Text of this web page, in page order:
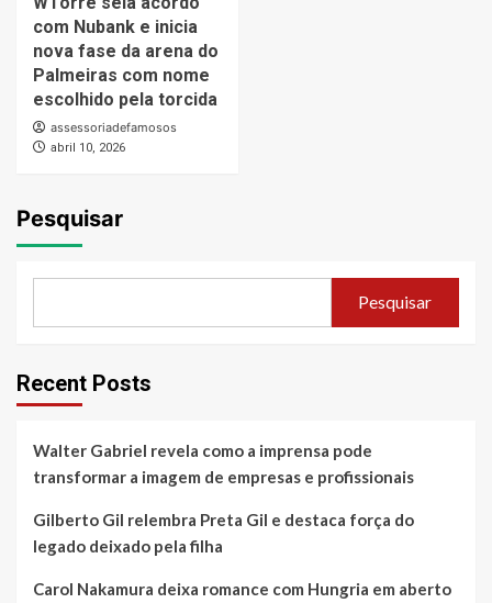
com Nubank e inicia
nova fase da arena do
Palmeiras com nome
escolhido pela torcida
assessoriadefamosos
abril 10, 2026
Pesquisar
Pesquisar
Recent Posts
Walter Gabriel revela como a imprensa pode
transformar a imagem de empresas e profissionais
Gilberto Gil relembra Preta Gil e destaca força do
legado deixado pela filha
Carol Nakamura deixa romance com Hungria em aberto